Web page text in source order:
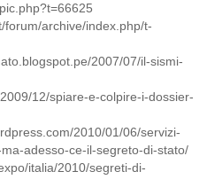
forum/archive/index.php/t-
2007/07/il-sismi-
12/spiare-e-colpire-i-dossier-
2010/01/06/servizi-
adesso-ce-il-segreto-di-stato/
italia/2010/segreti-di-